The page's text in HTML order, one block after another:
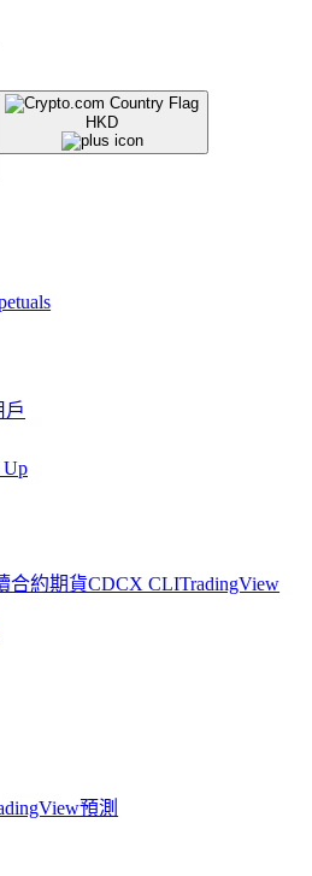
HKD
戶
Up
合約期貨CDCX CLITradingView
預測